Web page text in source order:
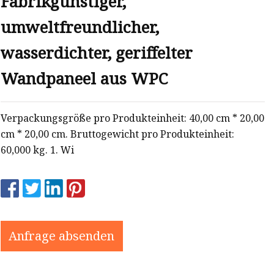
umweltfreundlicher,
wasserdichter, geriffelter
Wandpaneel aus WPC
Verpackungsgröße pro Produkteinheit: 40,00 cm * 20,00
cm * 20,00 cm. Bruttogewicht pro Produkteinheit:
60,000 kg. 1. Wi
Anfrage absenden